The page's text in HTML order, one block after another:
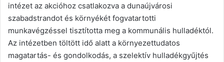
intézet az akcióhoz csatlakozva a dunaújvárosi
szabadstrandot és környékét fogvatartotti
munkavégzéssel tisztította meg a kommunális hulladéktól.
Az intézetben töltött idő alatt a környezettudatos
magatartás- és gondolkodás, a szelektív hulladékgyűjtés